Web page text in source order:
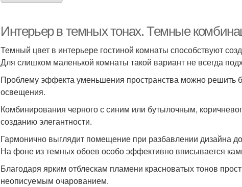
Интерьер в темных тонах. Темные
Темный цвет в интерьере гостиной комнаты способствуют
Для слишком маленькой комнаты такой вариант не всегда
Проблему эффекта уменьшения пространства можно решить
освещения.
Комбинирования черного с синим или бутылочным,
созданию элегантности.
Гармонично выглядит помещение при разбавлении дизайна
На фоне из темных обоев особо эффективно вписывается
Благодаря ярким отблескам пламени красноватых тонов
неописуемым очарованием.